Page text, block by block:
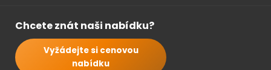
Chcete znát naši nabídku?
Vyžádejte si cenovou
nabídku